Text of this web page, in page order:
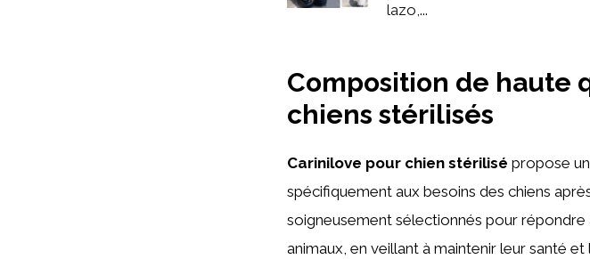
lazo,...
Composition de haute
chiens stérilisés
Carinilove pour chien stérilisé propose
spécifiquement aux besoins des chiens
soigneusement sélectionnés pour
animaux, en veillant à maintenir leur santé et